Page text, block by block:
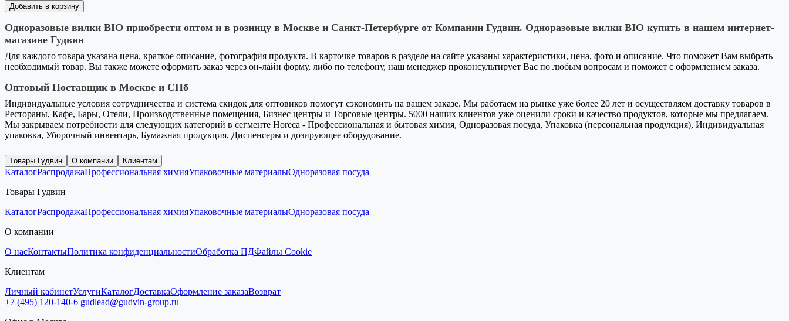
Добавить в корзину
Одноразовые вилки BIO приобрести оптом и в розницу в Москве и Санкт-Петербурге от Компании Гудвин. Одноразовые вилки BIO купить в нашем интернет-
магазине Гудвин
Для каждого товара указана цена, краткое описание, фотография продукта. В карточке товаров в разделе на сайте указаны характеристики, цена, фото и описание. Что поможет Вам выбрать
необходимый товар. Вы также можете оформить заказ через он-лайн форму, либо по телефону, наш менеджер проконсультирует Вас по любым вопросам и поможет с оформлением заказа.
Оптовый Поставщик в Москве и СПб
Индивидуальные условия сотрудничества и система скидок для оптовиков помогут сэкономить на вашем заказе. Мы работаем на рынке уже более 20 лет и осуществляем доставку товаров в
Рестораны, Кафе, Бары, Отели, Производственные помещения, Бизнес центры и Торговые центры. 5000 наших клиентов уже оценили сроки и качество продуктов, которые мы предлагаем.
Мы закрываем потребности для следующих категорий в сегменте Horeca - Профессиональная и бытовая химия, Одноразовая посуда, Упаковка (персональная продукция), Индивидуальная
упаковка, Уборочный инвентарь, Бумажная продукция, Диспенсеры и дозирующее оборудование.
Товары Гудвин О компании Клиентам
КаталогРаспродажаПрофессиональная химияУпаковочные материалыОдноразовая посуда
Товары Гудвин
КаталогРаспродажаПрофессиональная химияУпаковочные материалыОдноразовая посуда
О компании
О насКонтактыПолитика конфиденциальностиОбработка ПДФайлы Cookie
Клиентам
Личный кабинетУслугиКаталогДоставкаОформление заказаВозврат
+7 (495) 120-140-6 gudlead@gudvin-group.ru